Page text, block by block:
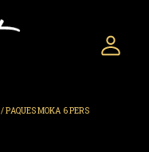
/ PAQUES MOKA 6 PERS